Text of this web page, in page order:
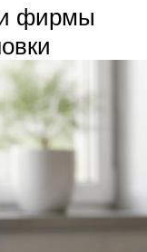
фирмы